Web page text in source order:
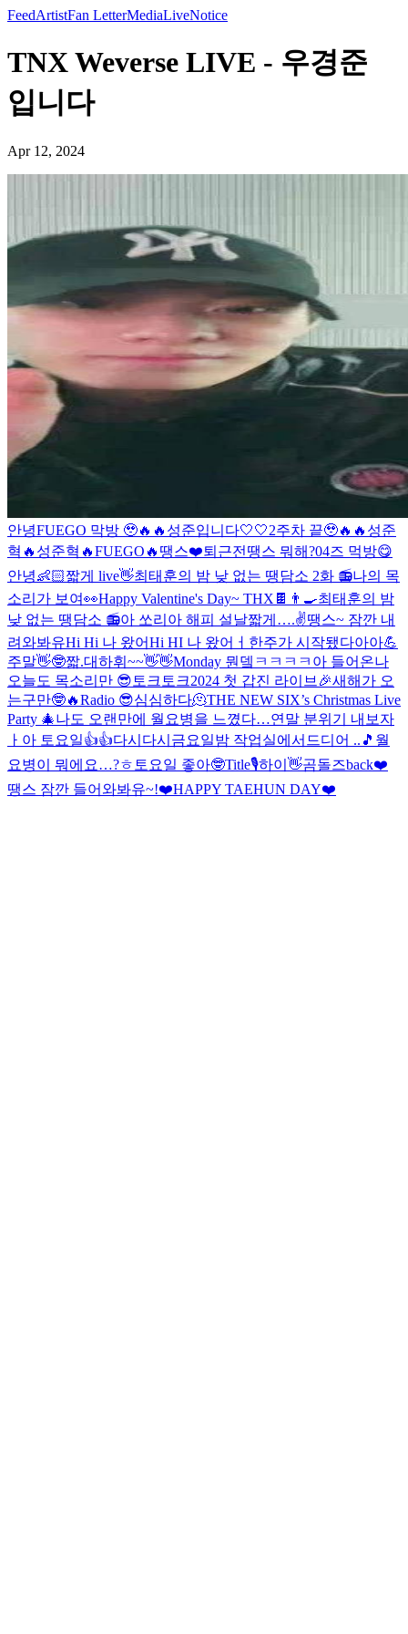
FeedArtistFan LetterMediaLiveNotice
TNX Weverse LIVE - 우경준
입니다
Apr 12, 2024
안녕FUEGO 막방 🥹🔥🔥 성준입니다🤍🤍2주차 끝🥹🔥🔥 성준
혁🔥 성준혁🔥FUEGO🔥 땡스❤️퇴근전 땡스 뭐해?04즈 먹방😋
안녕👶🏻짧게 live👋최태훈의 밤 낮 없는 땡담소 2화 📻나의 목
소리가 보여👀Happy Valentine's Day~ THX🍫👨‍🍳최태훈의 밤
낮 없는 땡담소 📻아 쏘리 아 해피 설날짧게….✌️땡스~ 잠깐 내
려와봐유Hi Hi 나 왔어Hi HI 나 왔어ㅓ 한주가 시작됐다아아💪
주말👋🤓짧.대하휘~~👋👋Monday 뭔뎈ㅋㅋㅋㅋ 아 들어온나
오늘도 목소리만 😎 토크토크2024 첫 갑진 라이브🎉새해가 오
는구만🤓🔥Radio 😎심심하다🫠THE NEW SIX’s Christmas Live
Party 🎄나도 오랜만에 월요병을 느꼈다…연말 분위기 내보자
ㅏ 아 토요일👍👍다시다시 금요일밤 작업실에서 드디어 ..🎵 월
요병이 뭐에요…?ㅎ 토요일 좋아🤓Title🎙하이👋곰돌즈back❤️
땡스 잠깐 들어와봐유~!❤️HAPPY TAEHUN DAY❤️